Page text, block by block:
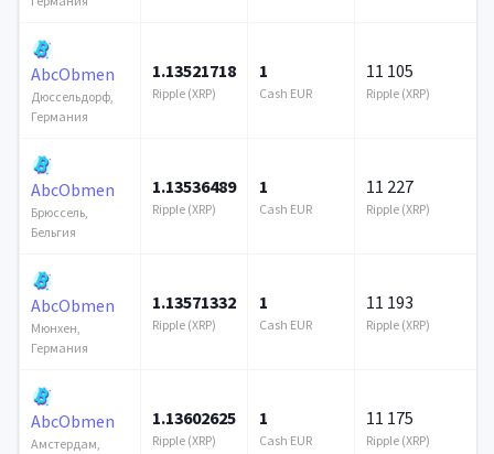
AbcObmen
Дюссельдорф,
Германия
1.13521718
Ripple (XRP)
1
Cash EUR
11 105
Ripple (XRP)
AbcObmen
Брюссель,
Бельгия
1.13536489
Ripple (XRP)
1
Cash EUR
11 227
Ripple (XRP)
AbcObmen
Мюнхен,
Германия
1.13571332
Ripple (XRP)
1
Cash EUR
11 193
Ripple (XRP)
AbcObmen
Амстердам,
1.13602625
Ripple (XRP)
1
Cash EUR
11 175
Ripple (XRP)